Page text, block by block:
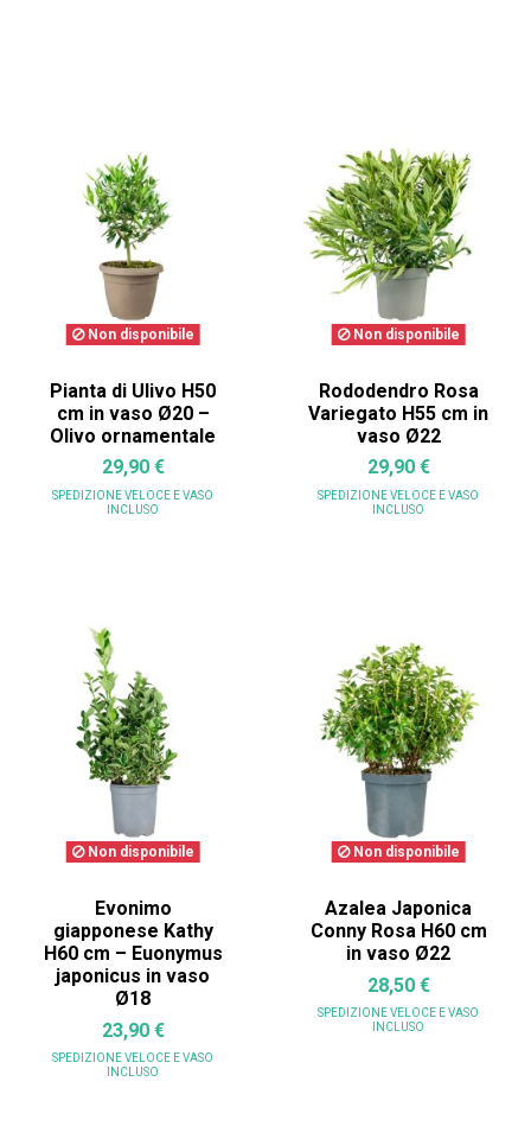
Non disponibile
Pianta di Ulivo H50
cm in vaso Ø20 –
Olivo ornamentale
29,90 €
SPEDIZIONE VELOCE E VASO
INCLUSO
Non disponibile
Rododendro Rosa
Variegato H55 cm in
vaso Ø22
29,90 €
SPEDIZIONE VELOCE E VASO
INCLUSO
Non disponibile
Evonimo
giapponese Kathy
H60 cm – Euonymus
japonicus in vaso
Ø18
23,90 €
SPEDIZIONE VELOCE E VASO
INCLUSO
Non disponibile
Azalea Japonica
Conny Rosa H60 cm
in vaso Ø22
28,50 €
SPEDIZIONE VELOCE E VASO
INCLUSO